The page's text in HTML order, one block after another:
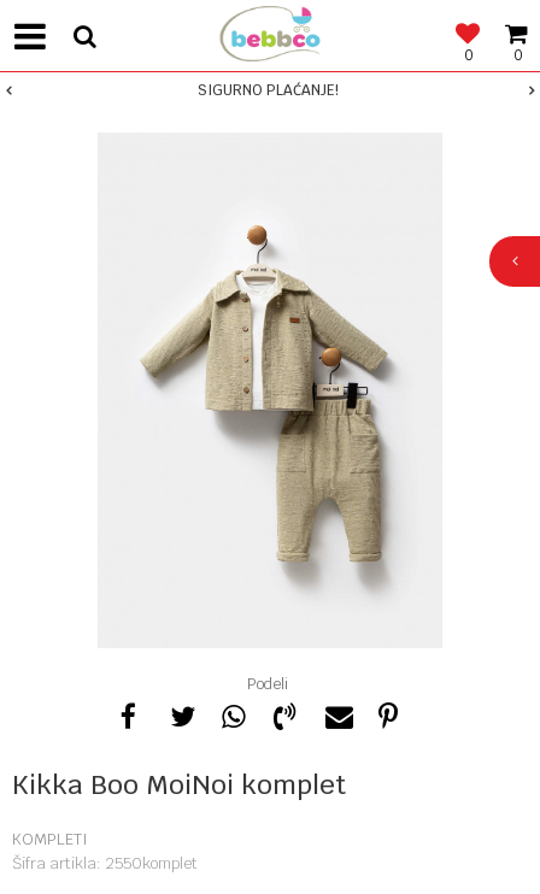
0
0
SIGURNO PLAĆANJE!
Podeli
Kikka Boo MoiNoi komplet
KOMPLETI
Šifra artikla: 2550komplet